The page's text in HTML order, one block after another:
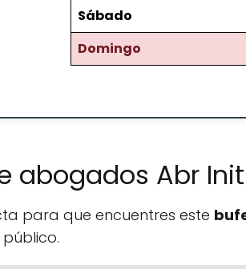
Sábado
Domingo
abogados Abr
para que encuentres este